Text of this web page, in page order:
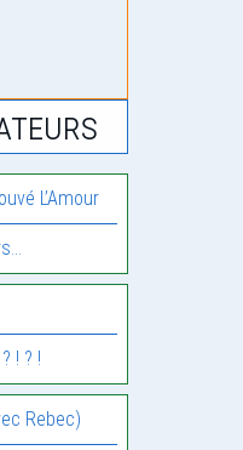
L’Amour
! ? !
Rebec)